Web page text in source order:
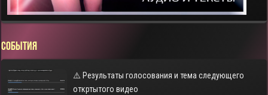
СОБЫТИЯ
⚠️ Результаты голосования и тема следующего
откртытого видео